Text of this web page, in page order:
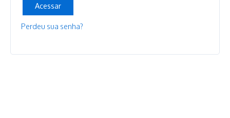
Acessar
Perdeu sua senha?